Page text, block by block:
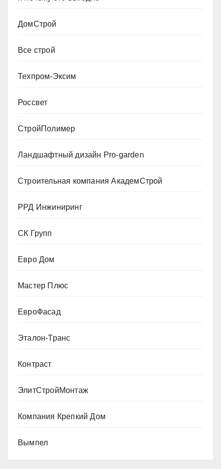
ДомСтрой
Все строй
Техпром-Эксим
Россвет
СтройПолимер
Ландшафтный дизайн Pro-garden
Строительная компания АкадемСтрой
РРД Инжиниринг
СК Групп
Евро Дом
Мастер Плюс
ЕвроФасад
Эталон-Транс
Контраст
ЭлитСтройМонтаж
Компания Крепкий Дом
Вымпел